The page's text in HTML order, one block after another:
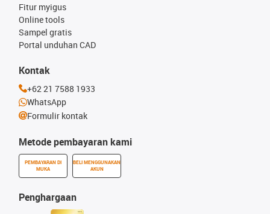
Metode pembayaran kami
PEMBAYARAN DI
MUKA
BELI MENGGUNAKAN
AKUN
Fitur myigus
Online tools
Sampel gratis
Portal unduhan CAD
Penghargaan
Kontak
+62 21 7588 1933
WhatsApp
Formulir kontak